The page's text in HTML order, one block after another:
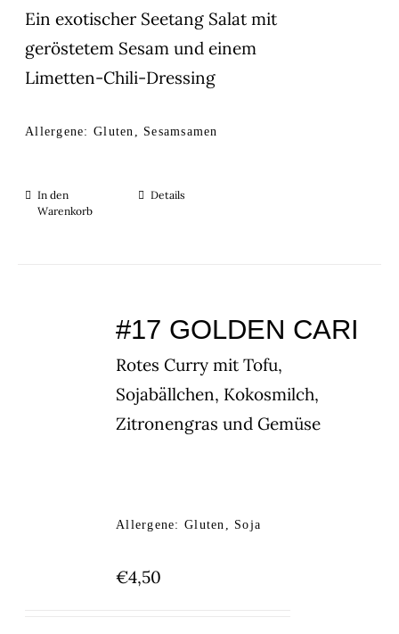
Ein exotischer Seetang Salat mit
geröstetem Sesam und einem
Limetten-Chili-Dressing
Allergene: Gluten, Sesamsamen
In den
Warenkorb
Details
#17 GOLDEN CARI
Rotes Curry mit Tofu,
Sojabällchen, Kokosmilch,
Zitronengras und Gemüse
Allergene: Gluten, Soja
€4,50